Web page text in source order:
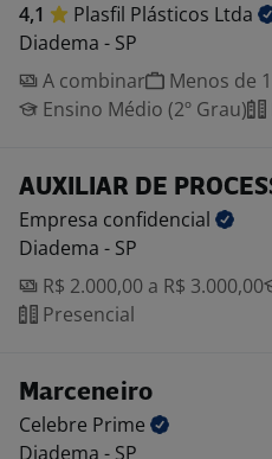
4,1 Plasfil Plásticos Ltda
Diadema - SP
A combinar
Menos de
Ensino Médio (2º Grau)
AUXILIAR DE
Empresa confidencial
Diadema - SP
R$ 2.000,00 a R$ 3.000,00
Presencial
Marceneiro
Celebre Prime
Diadema - SP